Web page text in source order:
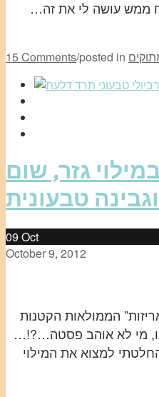
ממש עושה לי את זה…
15 Comments/posted in
גזר, שום
וגבינה טבעונית
09 Oct
October 9, 2012
הממולאות הקטנות
מי לא אוהב פסטה…?!…
למצוא את המילוי